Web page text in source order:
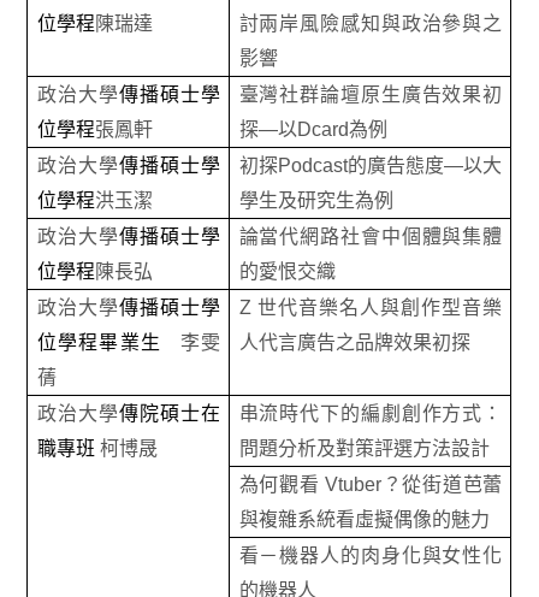
位學程 陳瑞達
討兩岸風險感知與政治參與之
影響
政治大學傳播碩士學
位學程張鳳軒
臺灣社群論壇原生廣告效果初
探—以Dcard為例
政治大學傳播碩士學
位學程洪玉潔
初探Podcast的廣告態度—以大
學生及研究生為例
政治大學傳播碩士學
位學程 陳長弘
論當代網路社會中個體與集體
的愛恨交織
政治大學傳播碩士學
位學程畢業生
李雯
蒨
Z 世代音樂名人與創作型音樂
人代言廣告之品牌效果初探
政治大學傳院碩士在
職專班 柯博晟
串流時代下的編劇創作方式：
問題分析及對策評選方法設計
為何觀看 Vtuber？從街道芭蕾
與複雜系統看虛擬偶像的魅力
看－機器人的肉身化與女性化
的機器人